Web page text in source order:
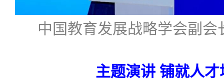
中国教育发展战略学会副会
主题演讲 铺就人